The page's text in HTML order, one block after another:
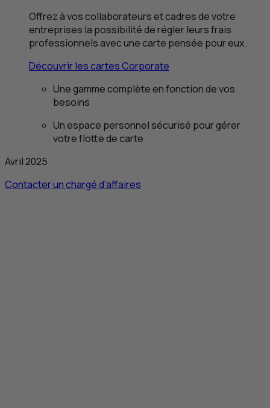
Offrez à vos collaborateurs et cadres de votre
entreprises la possibilité de régler leurs frais
professionnels avec une carte pensée pour eux.
Découvrir les cartesCorporate
Une gamme complète en fonction de vos
besoins
Un espace personnel sécurisé pour gérer
votre flotte de carte
Avril 2025
Contacter un chargé d’affaires